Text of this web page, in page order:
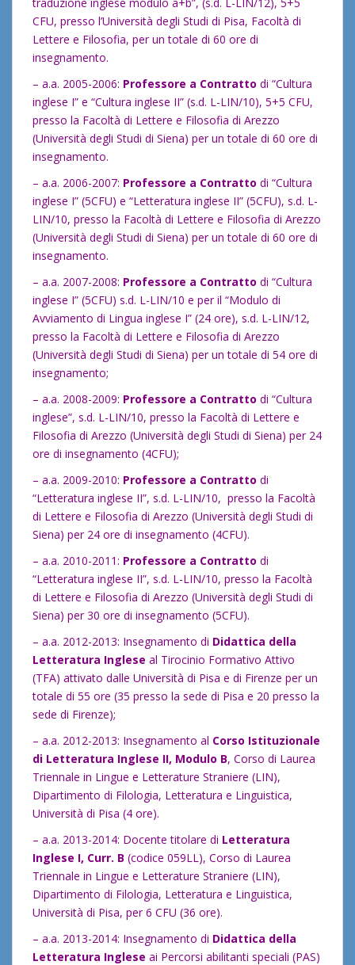
CFU, presso l’Università degli Studi di Pisa, Facoltà di
Lettere e Filosofia, per un totale di 60 ore di
insegnamento.
– a.a. 2005-2006: Professore a Contratto di “Cultura
inglese I” e “Cultura inglese II” (s.d. L-LIN/10), 5+5 CFU,
presso la Facoltà di Lettere e Filosofia di Arezzo
(Università degli Studi di Siena) per un totale di 60 ore di
insegnamento.
– a.a. 2006-2007: Professore a Contratto di “Cultura
inglese I” (5CFU) e “Letteratura inglese II” (5CFU), s.d. L-
LIN/10, presso la Facoltà di Lettere e Filosofia di Arezzo
(Università degli Studi di Siena) per un totale di 60 ore di
insegnamento.
– a.a. 2007-2008: Professore a Contratto di “Cultura
inglese I” (5CFU) s.d. L-LIN/10 e per il “Modulo di
Avviamento di Lingua inglese I” (24 ore), s.d. L-LIN/12,
presso la Facoltà di Lettere e Filosofia di Arezzo
(Università degli Studi di Siena) per un totale di 54 ore di
insegnamento;
– a.a. 2008-2009: Professore a Contratto di “Cultura
inglese”, s.d. L-LIN/10, presso la Facoltà di Lettere e
Filosofia di Arezzo (Università degli Studi di Siena) per 24
ore di insegnamento (4CFU);
– a.a. 2009-2010: Professore a Contratto di
“Letteratura inglese II”, s.d. L-LIN/10, presso la Facoltà
di Lettere e Filosofia di Arezzo (Università degli Studi di
Siena) per 24 ore di insegnamento (4CFU).
– a.a. 2010-2011: Professore a Contratto di
“Letteratura inglese II”, s.d. L-LIN/10, presso la Facoltà
di Lettere e Filosofia di Arezzo (Università degli Studi di
Siena) per 30 ore di insegnamento (5CFU).
– a.a. 2012-2013: Insegnamento di Didattica della
Letteratura Inglese al Tirocinio Formativo Attivo
(TFA) attivato dalle Università di Pisa e di Firenze per un
totale di 55 ore (35 presso la sede di Pisa e 20 presso la
sede di Firenze);
– a.a. 2012-2013: Insegnamento al Corso Istituzionale
di Letteratura Inglese II, Modulo B, Corso di Laurea
Triennale in Lingue e Letterature Straniere (LIN),
Dipartimento di Filologia, Letteratura e Linguistica,
Università di Pisa (4 ore).
– a.a. 2013-2014: Docente titolare di Letteratura
Inglese I, Curr. B (codice 059LL), Corso di Laurea
Triennale in Lingue e Letterature Straniere (LIN),
Dipartimento di Filologia, Letteratura e Linguistica,
Università di Pisa, per 6 CFU (36 ore).
– a.a. 2013-2014: Insegnamento di Didattica della
Letteratura Inglese ai Percorsi abilitanti speciali (PAS)